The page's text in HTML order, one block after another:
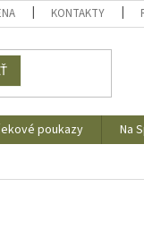
KONTAKTY
poukazy Na